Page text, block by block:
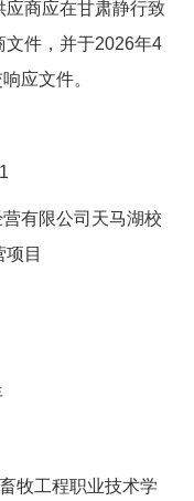
应商应在甘肃静行致
文件，并于2026年4
应文件。
有限公司天马湖校
目
牧工程职业技术学